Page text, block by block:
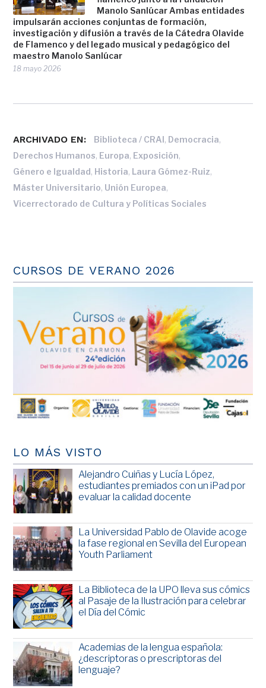
Manolo Sanlúcar Ambas entidades
impulsarán acciones conjuntas de formación,
investigación y difusión a través de la Cátedra Olavide
de Flamenco y del legado musical y pedagógico del
maestro Manolo Sanlúcar
18 mayo 2026
ARCHIVADO EN: Biblioteca / CRAI, Democracia,
Derechos Humanos, Europa, Exposición,
Género e Igualdad, Historia, Laura Gómez-Ruiz,
Máster Universitario, Unión Europea,
Vicerrectorado de Cultura y Políticas Sociales
CURSOS DE VERANO 2026
LO MÁS VISTO
Alejandro Cuiñas y Lucía López,
estudiantes premiados con un iPad por
evaluar la calidad docente
La Universidad Pablo de Olavide acoge
la fase regional en Sevilla del European
Youth Parliament
La Biblioteca de la UPO lleva sus cómics
al Pasaje de la Ilustración para celebrar
el Día del Cómic
Academias de la lengua española:
¿descriptoras o prescriptoras del
lenguaje?